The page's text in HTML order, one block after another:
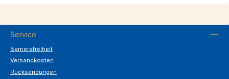
Service
Barrierefreiheit
Versandkosten
Rücksendungen